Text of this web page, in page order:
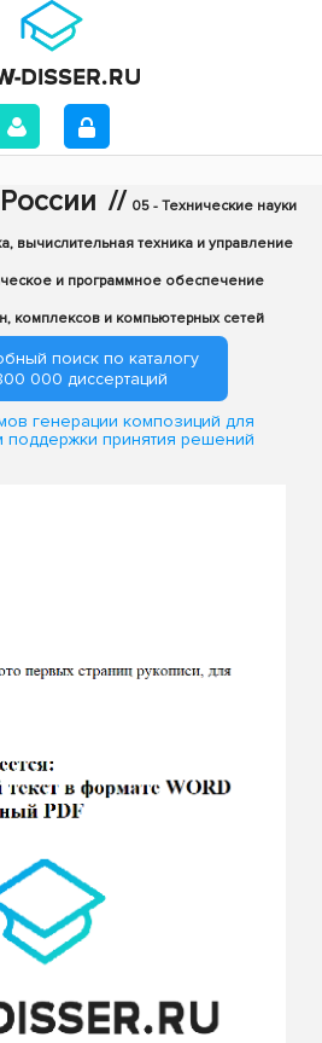
// 05 - Технические науки
вычислительная техника и управление
и программное обеспечение
комплексов и компьютерных сетей
поиск по каталогу
000 диссертаций
генерации композиций для
поддержки принятия решений